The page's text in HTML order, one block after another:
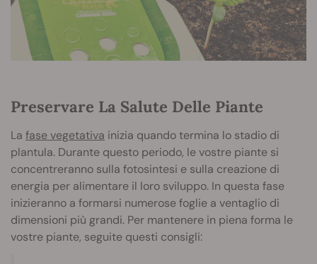
Preservare La Salute Delle Piante
La fase vegetativa inizia quando termina lo stadio di
plantula. Durante questo periodo, le vostre piante si
concentreranno sulla fotosintesi e sulla creazione di
energia per alimentare il loro sviluppo. In questa fase
inizieranno a formarsi numerose foglie a ventaglio di
dimensioni più grandi. Per mantenere in piena forma le
vostre piante, seguite questi consigli: